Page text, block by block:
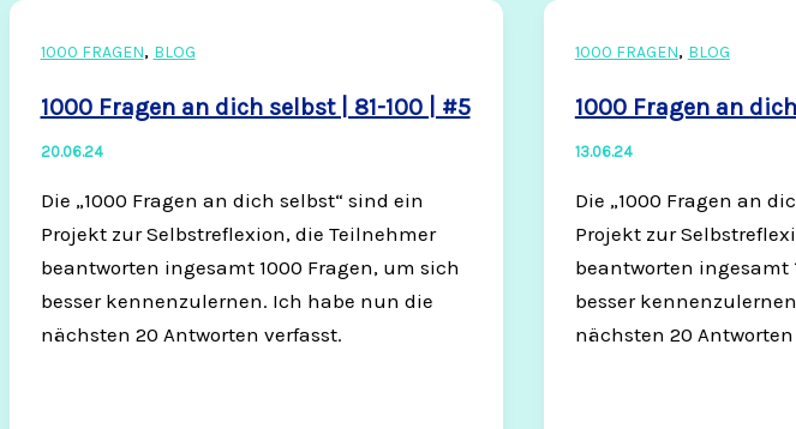
1000 FRAGEN, BLOG
1000 Fragen an dich selbst | 81-100 | #5
20.06.24
Die „1000 Fragen an dich selbst“ sind ein
Projekt zur Selbstreflexion, die Teilnehmer
beantworten ingesamt 1000 Fragen, um sich
besser kennenzulernen. Ich habe nun die
nächsten 20 Antworten verfasst.
1000 FRAGEN, BLOG
1000 Fragen an
13.06.24
Die „1000 Fragen an
Projekt zur
beantworten ingesamt
besser
nächsten 20